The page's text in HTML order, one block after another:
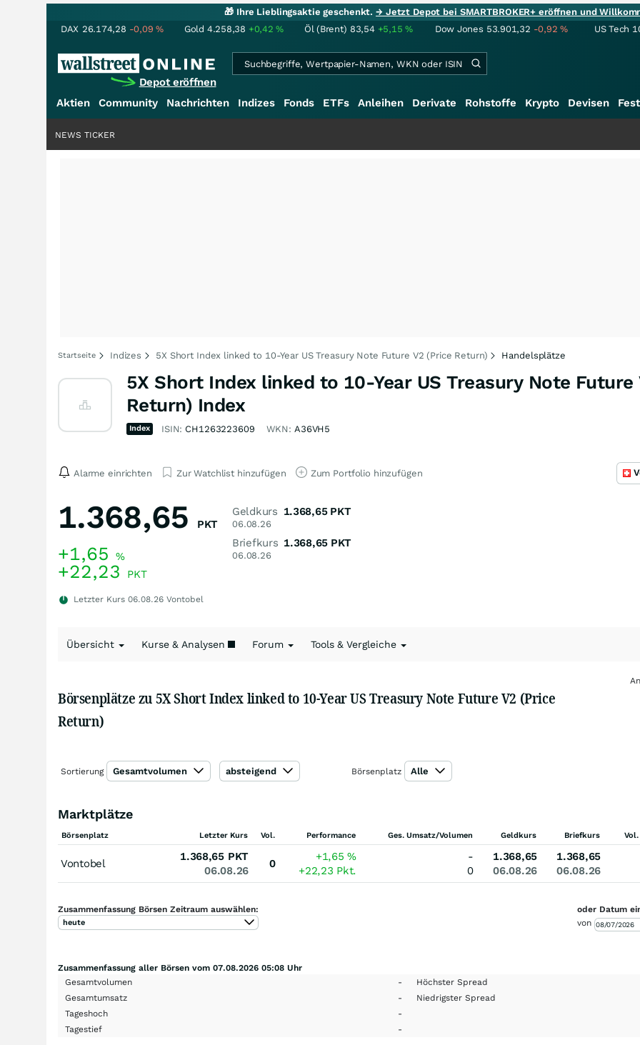
🎁 Ihre Lieblingsaktie geschenkt.→ Jetzt Depot bei SMARTBROKER+ eröffnen und
DAX 26.174,28 -0,09% Gold 4.258,38 +0,42% Öl (Brent) 83,54 +5,15% Dow Jones 53.901,32 -0,92% US Tech
Depot eröffnen
Aktien
Community Nachrichten Indizes Fonds ETFs Anleihen Derivate Rohstoffe Krypto Devisen
NEWS TICKER
Startseite Indizes 5X Short Index linked to 10-Year US Treasury Note Future V2 (Price Return) Handelsplätze
5X Short Index linked to 10-Year US Treasury Note Future
Return) Index
Index ISIN: CH1263223609 WKN: A36VH5
Alarme einrichten Zur Watchlist hinzufügen Zum Portfolio hinzufügen
1.368,65 PKT
+1,65 %
+22,23 PKT
Letzter Kurs 06.08.26 Vontobel
Geldkurs
06.08.26
1.368,65 PKT
Briefkurs
06.08.26
1.368,65 PKT
Übersicht Kurse & Analysen Forum Tools & Vergleiche
Börsenplätze zu 5X Short Index linked to 10-Year US Treasury Note Future V2 (Price
Return)
Sortierung Gesamtvolumen absteigend Börsenplatz Alle
Marktplätze
Börsenplatz Letzter Kurs Vol. Performance Ges. Umsatz/Volumen Geldkurs Briefkurs
Vontobel
1.368,65 PKT
06.08.26
0
+1,65%
+22,23 Pkt.
-
0
1.368,65
06.08.26
1.368,65
06.08.26
Zusammenfassung Börsen Zeitraum auswählen:
heute
oder Datum
von
Zusammenfassung aller Börsen vom 07.08.2026 05:08 Uhr
Gesamtvolumen
-
Höchster Spread
Gesamtumsatz
-
Niedrigster Spread
Tageshoch
-
Tagestief
-